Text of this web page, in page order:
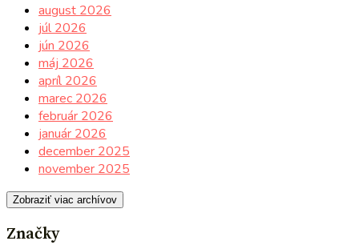
august 2026
júl 2026
jún 2026
máj 2026
apríl 2026
marec 2026
február 2026
január 2026
december 2025
november 2025
Zobraziť viac archívov
Značky